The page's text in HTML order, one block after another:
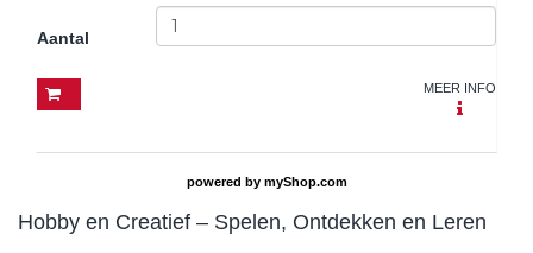
Aantal
MEER INFO
powered by myShop.com
Hobby en Creatief – Spelen, Ontdekken en Leren